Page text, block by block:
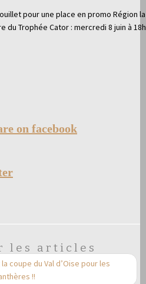
pour une place en promo Région la
du Trophée Cator : mercredi 8 juin à 18h
les articles
la coupe du Val d’Oise pour les
!!